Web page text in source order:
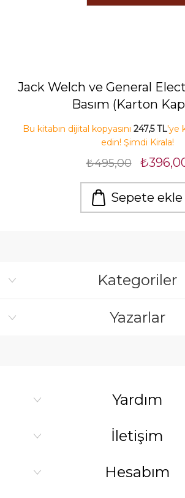
Jack Welch ve General
Basım (Karton
Bu kitabın dijital kopyasını 247,5 TL'ye
edin! Şimdi Kirala!
₺495,00
Sepete ekle
Kategoriler
Yazarlar
Yardım
İletişim
Hesabım